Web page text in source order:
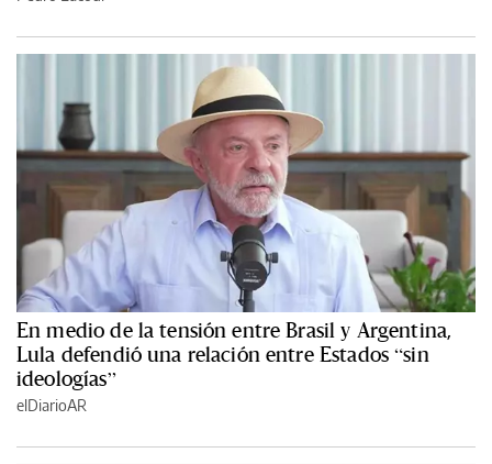
En medio de la tensión entre Brasil y Argentina,
Lula defendió una relación entre Estados “sin
ideologías”
elDiarioAR